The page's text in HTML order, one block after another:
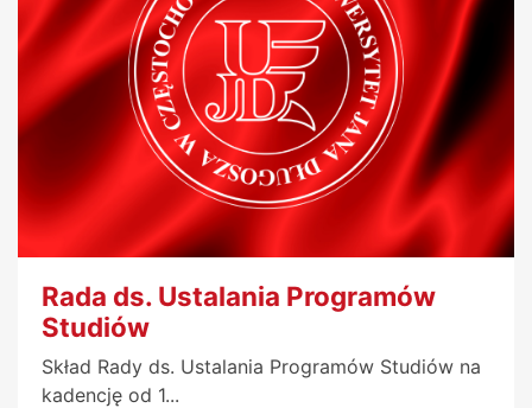
Rada ds. Ustalania Programów
Studiów
Skład Rady ds. Ustalania Programów Studiów na
kadencję od 1...